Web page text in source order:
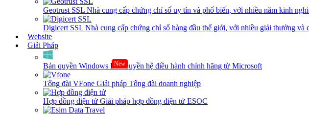
Geotrust SSL Nhà cung cấp chứng chỉ số uy tín và phổ biến, với nhiều năm kinh
Digicert SSL Nhà cung cấp chứng chỉ số hàng đầu thế giới, với nhiều giải thưởng và
Website
Giải Pháp
Bản quyền Windows New
Bản quyền hệ điều hành chính hãng từ Microsoft
Tổng đài VFone Giải pháp Tổng đài doanh nghiệp
Hợp đồng điện tử Giải pháp hợp đồng điện tử ESOC